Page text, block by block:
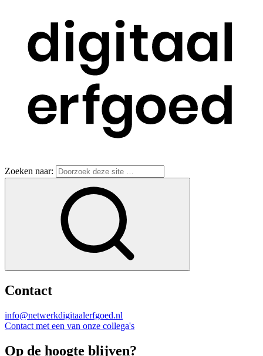
Zoeken naar:
Contact
info@netwerkdigitaalerfgoed.nl
Contact met een van onze collega's
Op de hoogte blijven?